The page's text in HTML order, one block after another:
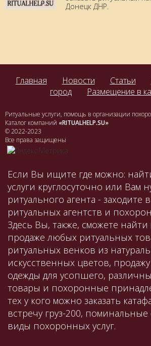
Донецк ДНР.
Главная Новости Статьи
город
Размещение в
Ритуальные услуги, помощь в организации
Каталог компаний «RITUALHELP.SU»
© 2022-2023
Все права защищены
Если Вы ищите где можно:
услуги круглосуточно или Вам
ритуального агента - заходите
ритуальных агентств и
Здесь Вы, также, сможете
продаже любых ритуальных
ритуальных венков из
искусственных цветов,
одежды для усопшего,
товары и похоронные
тех у кого можно заказать
встречу груз-200,
виды похоронных услуг.